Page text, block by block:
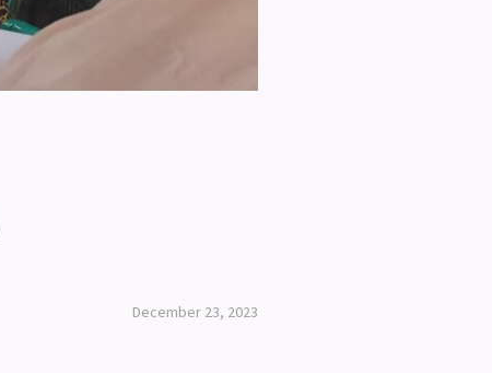
December 23, 2023